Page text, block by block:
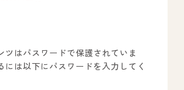
内
像事業所
ツはパスワードで保護されていま
には以下にパスワードを入力してく